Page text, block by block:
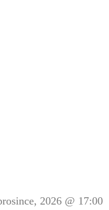
2026 @ 17:00